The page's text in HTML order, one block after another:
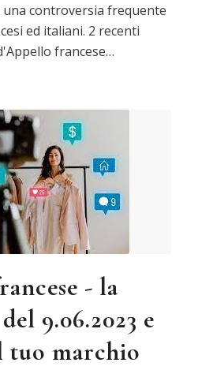
una controversia frequente
ed italiani. 2 recenti
francese…
- la
9.06.2023 e
tuo marchio